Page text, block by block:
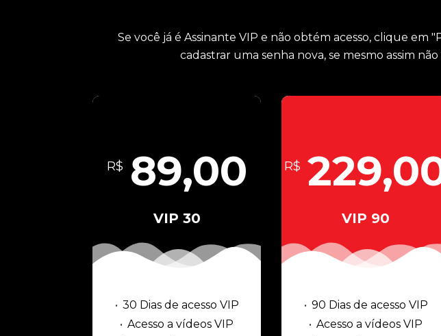
Se você já é Assinante VIP e não obtém acesso, clique
cadastrar uma senha nova, se mesmo assim
R$ 89,00
VIP 30
30 Dias de acesso VIP
Acesso a vídeos VIP
R$
VIP 90
90 Dias de acesso VIP
Acesso a vídeos VIP